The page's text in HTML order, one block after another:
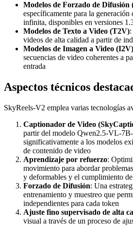
Modelos de Forzado de Difusión
específicamente para la
infinita, disponibles en versiones
Modelos de Texto a Video (T2V)
videos de alta calidad a partir de
Modelos de Imagen a Video (I2V)
secuencias de video coherentes a
entrada
Aspectos técnicos
SkyReels-V2 emplea varias tecnologías
Captionador de Video
partir del modelo Qwen2.5-VL-7B-
significativamente a los modelos
de contenido de video
Aprendizaje por refuerzo:
movimiento para abordar
y deformables y el cumplimiento
Forzado de Difusión: Una
entrenamiento y muestreo que
independientes para cada token
Ajuste fino supervisado de alta
visual a través de un proceso de